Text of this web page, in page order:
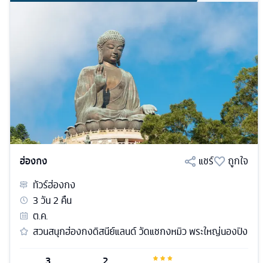
ฮ่องกง แชร์
ถูกใจ
ทัวร์ฮ่องกง
3วัน2 คืน
ต.ค.
สวนสนุกฮ่องกงดิสนีย์แลนด์ วัดแชกงหมิว พระใหญ่นองปิง